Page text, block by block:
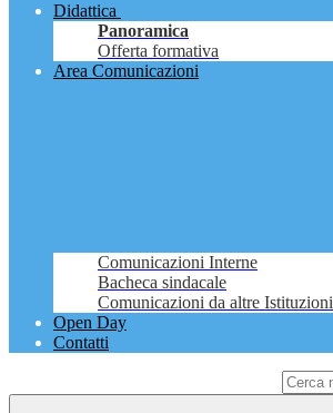
Didattica
Panoramica
Offerta formativa
Area Comunicazioni
Comunicazioni Interne
Bacheca sindacale
Comunicazioni da altre Istituzioni
Open Day
Contatti